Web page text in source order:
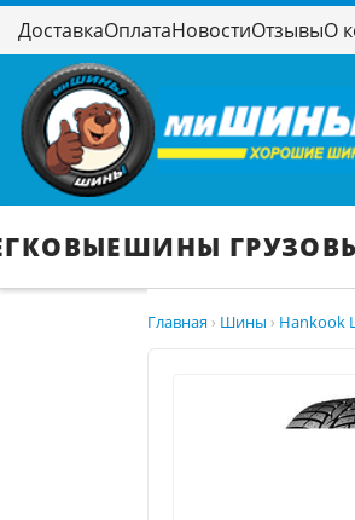
ДоставкаОплатаНовостиОтзывыО
ШИНЫ
Главная › Шины › Hankook